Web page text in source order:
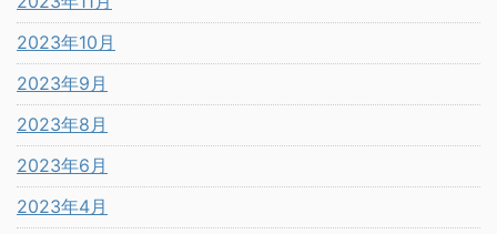
2023年10月
2023年9月
2023年8月
2023年6月
2023年4月